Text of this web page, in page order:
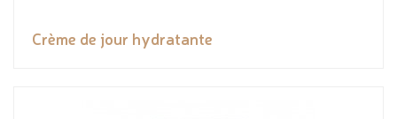
Crème de jour hydratante